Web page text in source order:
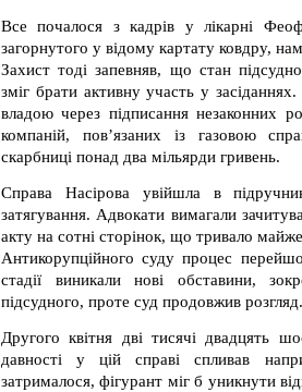
Все почалося з кадрів у лікарні
загорнутого у відому картату ковдру,
Захист тоді запевняв, що стан
зміг брати активну участь у
владою через підписання незаконних
компаній, пов’язаних із газовою
скарбниці понад два мільярди гривень.
Справа Насірова увійшла в
затягування. Адвокати вимагали
акту на сотні сторінок, що тривало
Антикорупційного суду процес
стадії виникали нові обставини,
підсудного, проте суд продовжив розгляд.
Другого квітня дві тисячі двадцять
давності у цій справі спливав
затрималося, фігурант міг б уникнути